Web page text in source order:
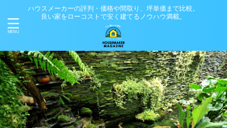
ハウスメーカーの評判・価格や間取り、坪単価まで比較。
良い家をローコストで安く建てるノウハウ満載。